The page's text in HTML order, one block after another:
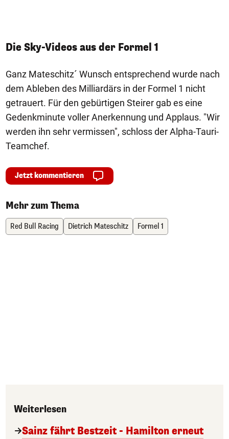
Die Sky-Videos aus der Formel 1
Ganz Mateschitz´ Wunsch entsprechend wurde nach
dem Ableben des Milliardärs in der Formel 1 nicht
getrauert. Für den gebürtigen Steirer gab es eine
Gedenkminute voller Anerkennung und Applaus. "Wir
werden ihn sehr vermissen", schloss der Alpha-Tauri-
Teamchef.
Jetzt kommentieren
Mehr zum Thema
Red Bull Racing Dietrich Mateschitz Formel 1
Weiterlesen
Sainz fährt Bestzeit - Hamilton erneut